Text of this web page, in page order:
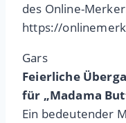
des Online-
https://
Gars
Feierliche
für „Madama
Ein bedeutender